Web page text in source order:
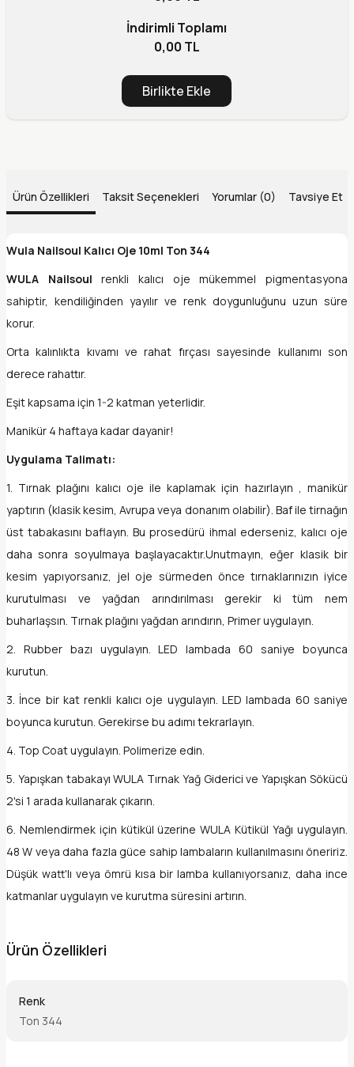
İndirimli Toplamı
0,00 TL
Birlikte Ekle
Ürün Özellikleri Taksit Seçenekleri Yorumlar (0) Tavsiye Et
Wula Nailsoul Kalıcı Oje 10ml Ton 344
WULA Nailsoul renkli kalıcı oje mükemmel pigmentasyona
sahiptir, kendiliğinden yayılır ve renk doygunluğunu uzun süre
korur.
Orta kalınlıkta kıvamı ve rahat fırçası sayesinde kullanımı son
derece rahattır.
Eşit kapsama için 1-2 katman yeterlidir.
Manikür 4 haftaya kadar dayanir!
Uygulama Talimatı:
1. Tırnak plağını kalıcı oje ile kaplamak için hazırlayın , manikür
yaptırın (klasik kesim, Avrupa veya donanım olabilir). Baf ile tirnağın
üst tabakasını baflayın. Bu prosedürü ihmal ederseniz, kalıcı oje
daha sonra soyulmaya başlayacaktır.Unutmayın, eğer klasik bir
kesim yapıyorsanız, jel oje sürmeden önce tırnaklarınızın iyice
kurutulması ve yağdan arındırılması gerekir ki tüm nem
buharlaşsın. Tırnak plağını yağdan arındırın, Primer uygulayın.
2. Rubber bazı uygulayın. LED lambada 60 saniye boyunca
kurutun.
3. İnce bir kat renkli kalıcı oje uygulayın. LED lambada 60 saniye
boyunca kurutun. Gerekirse bu adımı tekrarlayın.
4. Top Coat uygulayın. Polimerize edin.
5. Yapışkan tabakayı WULA Tırnak Yağ Giderici ve Yapışkan Sökücü
2'si 1 arada kullanarak çıkarın.
6. Nemlendirmek için kütikül üzerine WULA Kütikül Yağı uygulayın.
48 W veya daha fazla güce sahip lambaların kullanılmasını öneririz.
Düşük watt'lı veya ömrü kısa bir lamba kullanıyorsanız, daha ince
katmanlar uygulayın ve kurutma süresini artırın.
Ürün Özellikleri
Renk
Ton 344